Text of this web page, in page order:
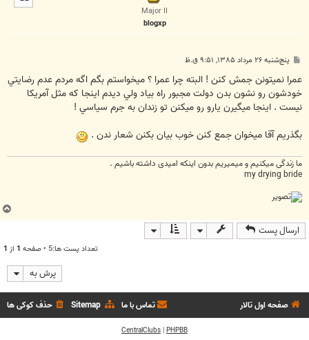
Major II
blogxp
س
ت
پنج‌شنبه ۲۶ مرداد ۱۳۸۵, ۹:۵۱ ق.ظ
عمرا نميتونن جمش کنن ! البته چرا عمرا ؟ ميخواستم بگم اگه مردم عدم رضايتي
خودشون رو نشون بدن دولت مجبور راه بياد ولي ديدم اينجا که مثل آمريکا
نيست . اينجا ميگيرن يارو رو ميکنن تو زندان به جرم سياسي !
بگذريم آقا ميخوان جمع کنن خوب بيان بکنن شعار ندن .
ما زندگی میکنیم و میمیریم بدون اینکه امیدی داشته باشیم .
my drying bride
ارسال پست
تعداد پست ها:5 • صفحه 1 از 1
پرش به
صفحه اول تالار حذف کوکی ها Sitemap تماس با ما
PHPBB
|
CentralClubs